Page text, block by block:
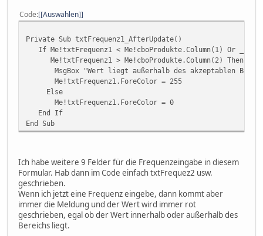
Code [Auswählen]
Private Sub txtFrequenz1_AfterUpdate()
If Me!txtFrequenz1 < Me!cboProdukte.Column(1) Or _
Me!txtFrequenz1 > Me!cboProdukte.Column(2) Then
MsgBox "Wert liegt außerhalb des akzeptablen
Me!txtFrequenz1.ForeColor = 255
Else
Me!txtFrequenz1.ForeColor = 0
End If
End Sub
Ich habe weitere 9 Felder für die Frequenzeingabe in diesem
Formular. Hab dann im Code einfach txtFrequez2 usw.
geschrieben.
Wenn ich jetzt eine Frequenz eingebe, dann kommt aber
immer die Meldung und der Wert wird immer rot
geschrieben, egal ob der Wert innerhalb oder außerhalb des
Bereichs liegt.